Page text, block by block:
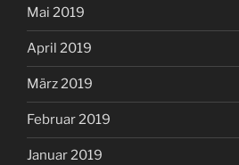
Mai 2019
April 2019
März 2019
Februar 2019
Januar 2019